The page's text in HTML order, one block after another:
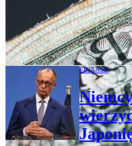
Czy warto teraz
ciekawe trendy
FINANSE